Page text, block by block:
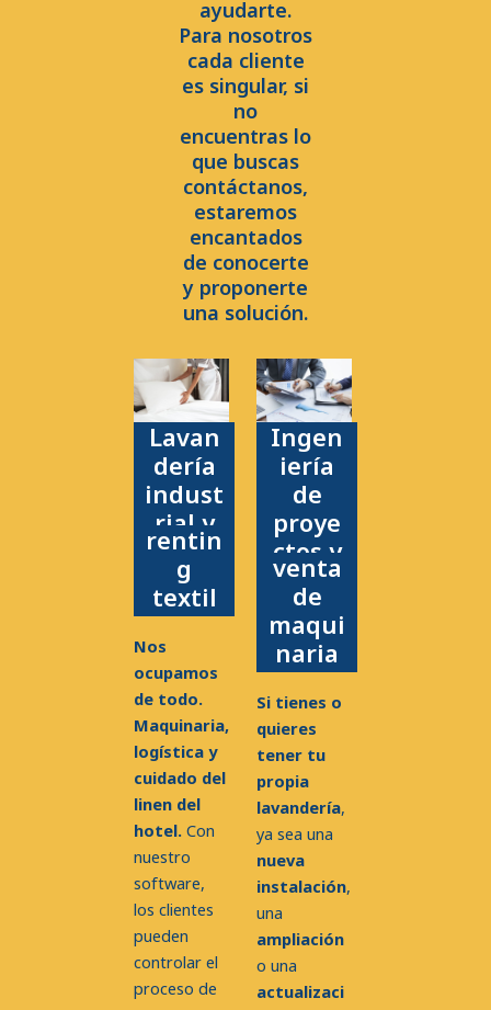
ayudarte.
Para nosotros
cada cliente
es singular, si
no
encuentras lo
que buscas
contáctanos,
estaremos
encantados
de conocerte
y proponerte
una solución.
Lavan
dería
indust
rial y
rentin
g
textil
Nos
ocupamos
de todo.
Maquinaria,
logística y
cuidado del
linen del
hotel. Con
nuestro
software,
los clientes
pueden
controlar el
proceso de
Ingen
iería
de
proye
ctos y
venta
de
maqui
naria
Si tienes o
quieres
tener tu
propia
lavandería,
ya sea una
nueva
instalación,
una
ampliación
o una
actualizaci